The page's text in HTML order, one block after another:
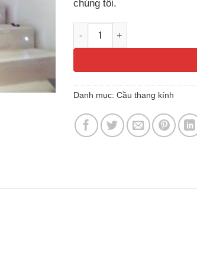
chúng tôi.
Báo giá cầu thang kính
Danh mục: Cầu thang kính